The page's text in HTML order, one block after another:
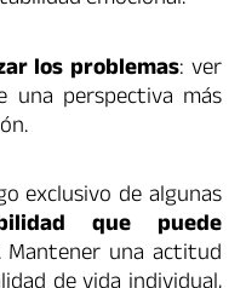
los problemas: ver
una perspectiva más
exclusivo de algunas
que puede
Mantener una actitud